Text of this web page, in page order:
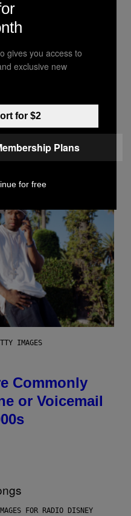
7, 2026
IMAGES
Commonly
or Voicemail
FOR RADIO DISNEY
gives you access to
exclusive new
for $2
Plans
for free